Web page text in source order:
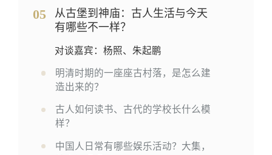
05
从古堡到神庙：古人生活与今天
有哪些不一样？
对谈嘉宾：杨照、朱起鹏
明清时期的一座座古村落，是怎么建
造出来的？
古人如何读书、古代的学校长什么模
样？
中国人日常有哪些娱乐活动？大集，